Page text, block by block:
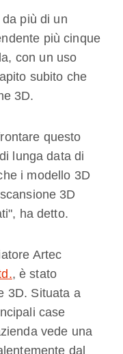
più di un
più cinque
con un uso
subito che
3D.
questo
lunga data di
i modello 3D
3D
ha detto.
Artec
, è stato
3D. Situata a
case
vede una
dal